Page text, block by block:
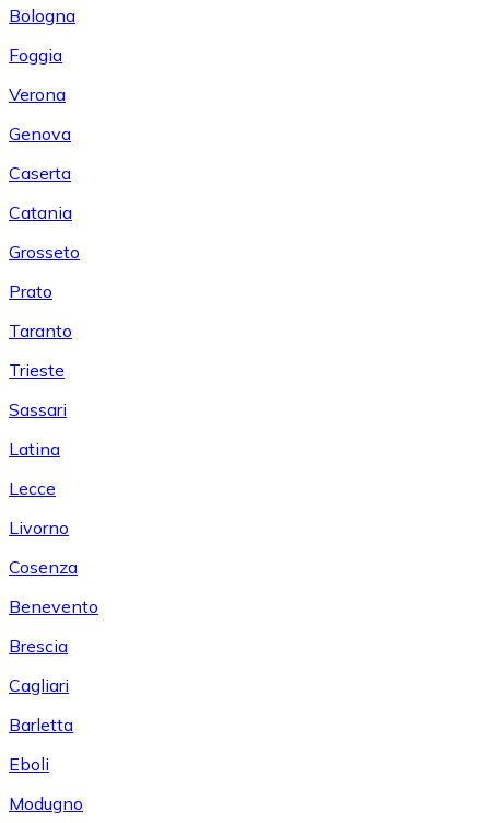
Bologna
Foggia
Verona
Genova
Caserta
Catania
Grosseto
Prato
Taranto
Trieste
Sassari
Latina
Lecce
Livorno
Cosenza
Benevento
Brescia
Cagliari
Barletta
Eboli
Modugno